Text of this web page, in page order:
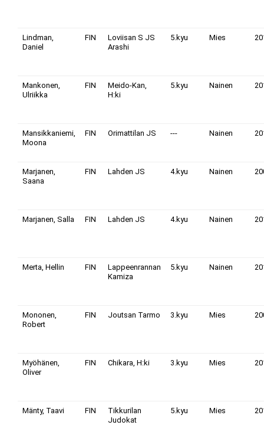
Lindman,
Daniel
FIN
Loviisan S JS
Arashi
5.kyu Mies
Mankonen,
Ulriikka
FIN
Meido-Kan,
H:ki
5.kyu Nainen
Mansikkaniemi,
Moona
FIN Orimattilan JS --- Nainen
Marjanen,
Saana
FIN Lahden JS 4.kyu Nainen
Marjanen, Salla FIN Lahden JS 4.kyu Nainen
Merta, Hellin FIN
Lappeenrannan
Kamiza
5.kyu Nainen
Mononen,
Robert
FIN Joutsan Tarmo 3.kyu Mies
Myöhänen,
Oliver
FIN Chikara, H:ki 3.kyu Mies
Mänty, Taavi FIN
Tikkurilan
Judokat
5.kyu Mies